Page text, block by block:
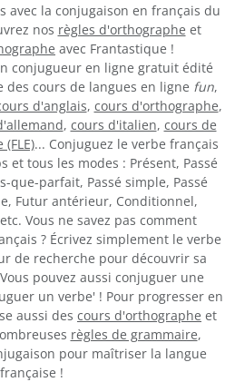
avec la conjugaison en français du
nos règles d'orthographe et
avec Frantastique !
conjugueur en ligne gratuit édité
des cours de langues en ligne fun,
d'anglais, cours d'orthographe,
, cours d'italien, cours de
... Conjuguez le verbe français
et tous les modes : Présent, Passé
que-parfait, Passé simple, Passé
Futur antérieur, Conditionnel,
Vous ne savez pas comment
? Écrivez simplement le verbe
de recherche pour découvrir sa
pouvez aussi conjuguer une
un verbe' ! Pour progresser en
aussi des cours d'orthographe et
règles de grammaire,
pour maîtriser la langue
française !